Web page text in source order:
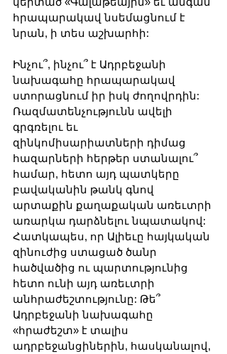
հրապարակավ նսեմացնում է
նրան, ի տես աշխարհի:
Ինչու՞, ինչու՞ է Ադրբեջանի
նախագահը հրապարակավ
ստորացնում իր իսկ ժողովրդին:
Ռազմատենչությունն ավելի
գրգռելու եւ
զինկոմիսարիատների դիմաց
հազարների հերթեր ստանալու՞
համար, հետո այդ պատկերը
բավականին թանկ գնով
արտաքին քաղաքական առեւտրի
առարկա դարձնելու նպատակով:
Հատկապես, որ Ալիեւը հայկական
զինուժից ստացած ծանր
հածվածից ու պարտությունից
հետո ունի այդ առեւտրի
անհրաժեշտությունը: Թե՞
Ադրբեջանի նախագահը
«հրաժեշտ» է տալիս
ադրբեջանցիներին, հասկանալով,